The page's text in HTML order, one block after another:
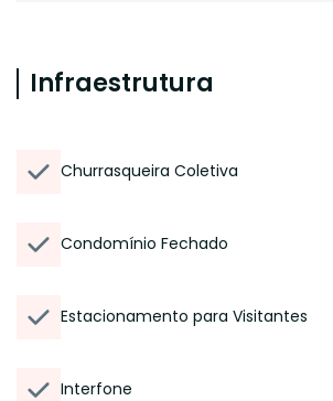
Infraestrutura
Churrasqueira Coletiva
Condomínio Fechado
Estacionamento para Visitantes
Interfone